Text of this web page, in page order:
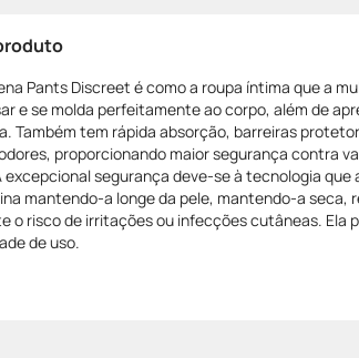
Pants Discreet é como a roupa íntima que a
e se molda perfeitamente ao corpo, além de
Também tem rápida absorção, barreiras
proporcionando maior segurança contra
excepcional segurança deve-se à tecnologia que
mantendo-a longe da pele, mantendo-a seca,
o risco de irritações ou infecções cutâneas. Ela
de uso.